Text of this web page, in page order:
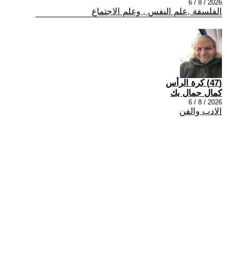
2026 / 8 / 6
الفلسفة ,علم النفس , وعلم الاجتماع
(47) كرة الرأس
كمال جمال بك
2026 / 8 / 6
الادب والفن